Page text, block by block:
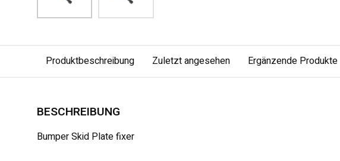
Produktbeschreibung Zuletzt angesehen Ergänzende Produkte
BESCHREIBUNG
Bumper Skid Plate fixer